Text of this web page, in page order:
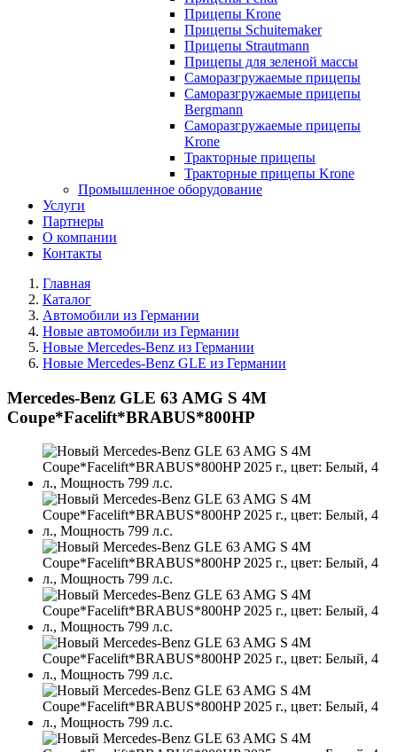
Прицепы Krone
Прицепы Schuitemaker
Прицепы Strautmann
Прицепы для зеленой массы
Саморазгружаемые прицепы
Саморазгружаемые прицепы
Bergmann
Саморазгружаемые прицепы
Krone
Тракторные прицепы
Тракторные прицепы Krone
Промышленное оборудование
Услуги
Партнеры
О компании
Контакты
Главная
Каталог
Автомобили из Германии
Новые автомобили из Германии
Новые Mercedes-Benz из Германии
Новые Mercedes-Benz GLE из Германии
Mercedes-Benz GLE 63 AMG S 4M
Coupe*Facelift*BRABUS*800HP